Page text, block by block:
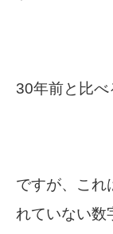
30年前と比べ
ですが、これ
れていない数